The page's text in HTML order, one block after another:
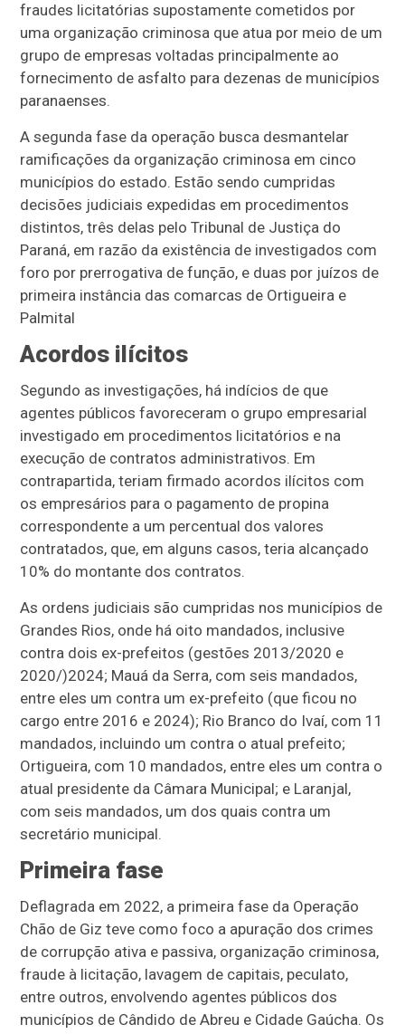
fraudes licitatórias supostamente cometidos por
uma organização criminosa que atua por meio de um
grupo de empresas voltadas principalmente ao
fornecimento de asfalto para dezenas de municípios
paranaenses.
A segunda fase da operação busca desmantelar
ramificações da organização criminosa em cinco
municípios do estado. Estão sendo cumpridas
decisões judiciais expedidas em procedimentos
distintos, três delas pelo Tribunal de Justiça do
Paraná, em razão da existência de investigados com
foro por prerrogativa de função, e duas por juízos de
primeira instância das comarcas de Ortigueira e
Palmital
Acordos ilícitos
Segundo as investigações, há indícios de que
agentes públicos favoreceram o grupo empresarial
investigado em procedimentos licitatórios e na
execução de contratos administrativos. Em
contrapartida, teriam firmado acordos ilícitos com
os empresários para o pagamento de propina
correspondente a um percentual dos valores
contratados, que, em alguns casos, teria alcançado
10% do montante dos contratos.
As ordens judiciais são cumpridas nos municípios de
Grandes Rios, onde há oito mandados, inclusive
contra dois ex-prefeitos (gestões 2013/2020 e
2020/)2024; Mauá da Serra, com seis mandados,
entre eles um contra um ex-prefeito (que ficou no
cargo entre 2016 e 2024); Rio Branco do Ivaí, com 11
mandados, incluindo um contra o atual prefeito;
Ortigueira, com 10 mandados, entre eles um contra o
atual presidente da Câmara Municipal; e Laranjal,
com seis mandados, um dos quais contra um
secretário municipal.
Primeira fase
Deflagrada em 2022, a primeira fase da Operação
Chão de Giz teve como foco a apuração dos crimes
de corrupção ativa e passiva, organização criminosa,
fraude à licitação, lavagem de capitais, peculato,
entre outros, envolvendo agentes públicos dos
municípios de Cândido de Abreu e Cidade Gaúcha. Os